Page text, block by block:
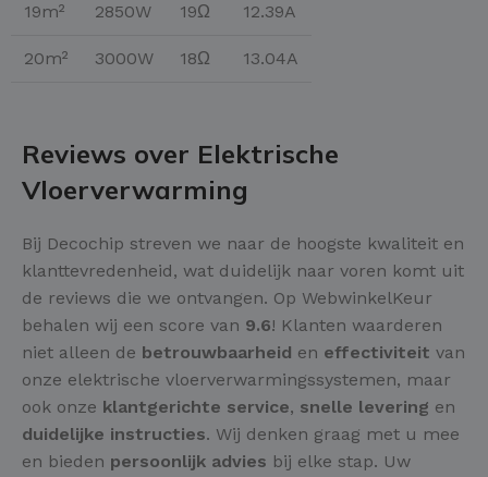
19m² 2850W 19Ω 12.39A
20m² 3000W 18Ω 13.04A
Reviews over Elektrische
Vloerverwarming
Bij Decochip streven we naar de hoogste kwaliteit en
klanttevredenheid, wat duidelijk naar voren komt uit
de reviews die we ontvangen. Op WebwinkelKeur
behalen wij een score van 9.6! Klanten waarderen
niet alleen de betrouwbaarheid en effectiviteit van
onze elektrische vloerverwarmingssystemen, maar
ook onze klantgerichte service, snelle levering en
duidelijke instructies. Wij denken graag met u mee
en bieden persoonlijk advies bij elke stap. Uw